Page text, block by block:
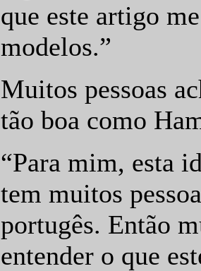
que este artigo
modelos.”
Muitos pessoas
tão boa como
“Para mim, esta
tem muitos
portugês. Então
entender o que